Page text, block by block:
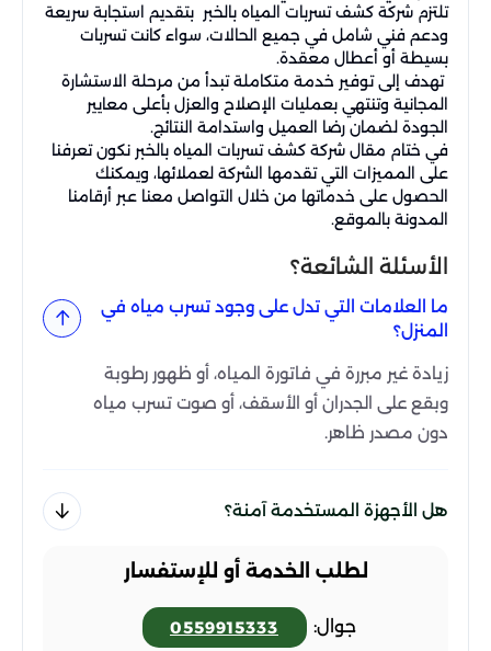
تلتزم شركة كشف تسربات المياه بالخبر بتقديم استجابة سريعة
ودعم فني شامل في جميع الحالات، سواء كانت تسربات
بسيطة أو أعطال معقدة.
تهدف إلى توفير خدمة متكاملة تبدأ من مرحلة الاستشارة
المجانية وتنتهي بعمليات الإصلاح والعزل بأعلى معايير
الجودة لضمان رضا العميل واستدامة النتائج.
في ختام مقال شركة كشف تسربات المياه بالخبر نكون تعرفنا
على المميزات التي تقدمها الشركة لعملائها، ويمكنك
الحصول على خدماتها من خلال التواصل معنا عبر أرقامنا
المدونة بالموقع.
الأسئلة الشائعة؟
ما العلامات التي تدل على وجود تسرب مياه في
المنزل؟
زيادة غير مبررة في فاتورة المياه، أو ظهور رطوبة
وبقع على الجدران أو الأسقف، أو صوت تسرب مياه
دون مصدر ظاهر.
هل الأجهزة المستخدمة آمنة؟
لطلب الخدمة أو للإستفسار
جوال: 0559915333